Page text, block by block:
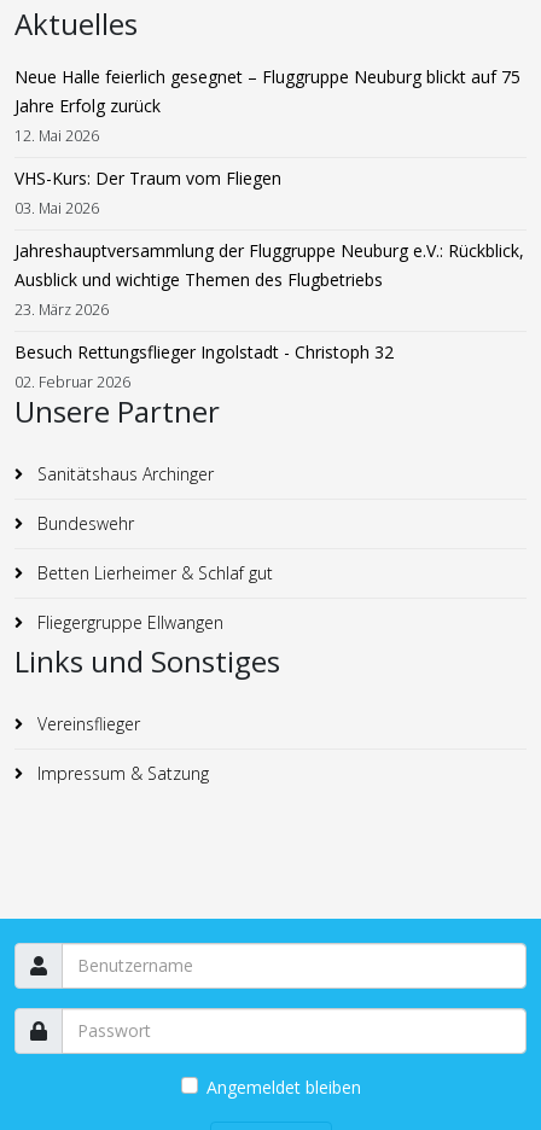
Aktuelles
Neue Halle feierlich gesegnet – Fluggruppe Neuburg blickt auf 75
Jahre Erfolg zurück
12. Mai 2026
VHS-Kurs: Der Traum vom Fliegen
03. Mai 2026
Jahreshauptversammlung der Fluggruppe Neuburg e.V.: Rückblick,
Ausblick und wichtige Themen des Flugbetriebs
23. März 2026
Besuch Rettungsflieger Ingolstadt - Christoph 32
02. Februar 2026
Unsere Partner
Sanitätshaus Archinger
Bundeswehr
Betten Lierheimer & Schlaf gut
Fliegergruppe Ellwangen
Links und Sonstiges
Vereinsflieger
Impressum & Satzung
Angemeldet bleiben